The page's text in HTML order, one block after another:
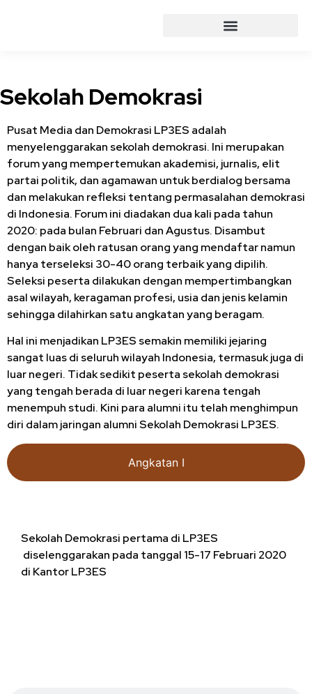
Sekolah Demokrasi
Pusat Media dan Demokrasi LP3ES adalah
menyelenggarakan sekolah demokrasi. Ini merupakan
forum yang mempertemukan akademisi, jurnalis, elit
partai politik, dan agamawan untuk berdialog bersama
dan melakukan refleksi tentang permasalahan demokrasi
di Indonesia. Forum ini diadakan dua kali pada tahun
2020: pada bulan Februari dan Agustus. Disambut
dengan baik oleh ratusan orang yang mendaftar namun
hanya terseleksi 30-40 orang terbaik yang dipilih.
Seleksi peserta dilakukan dengan mempertimbangkan
asal wilayah, keragaman profesi, usia dan jenis kelamin
sehingga dilahirkan satu angkatan yang beragam.
Hal ini menjadikan LP3ES semakin memiliki jejaring
sangat luas di seluruh wilayah Indonesia, termasuk juga di
luar negeri. Tidak sedikit peserta sekolah demokrasi
yang tengah berada di luar negeri karena tengah
menempuh studi. Kini para alumni itu telah menghimpun
diri dalam jaringan alumni Sekolah Demokrasi LP3ES.
Angkatan I
Sekolah Demokrasi pertama di LP3ES
diselenggarakan pada tanggal 15-17 Februari 2020
di Kantor LP3ES